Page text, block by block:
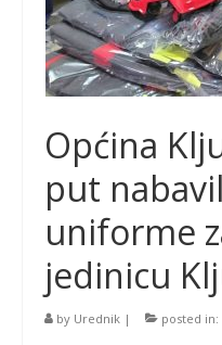
Općina
put
uniforme
jedinicu
by Urednik | posted in: